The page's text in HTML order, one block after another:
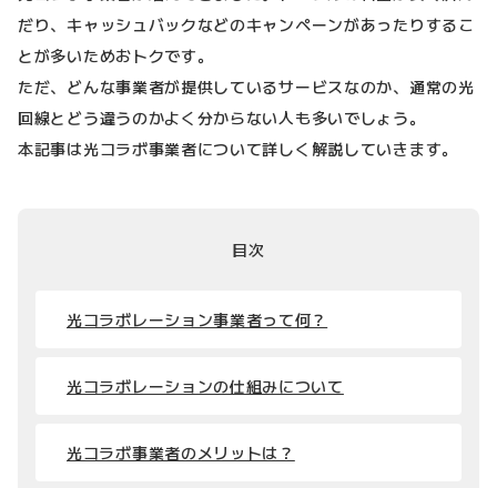
だり、キャッシュバックなどのキャンペーンがあったりするこ
とが多いためおトクです。
ただ、どんな事業者が提供しているサービスなのか、通常の光
回線とどう違うのかよく分からない人も多いでしょう。
本記事は光コラボ事業者について詳しく解説していきます。
目次
光コラボレーション事業者って何？
光コラボレーションの仕組みについて
光コラボ事業者のメリットは？